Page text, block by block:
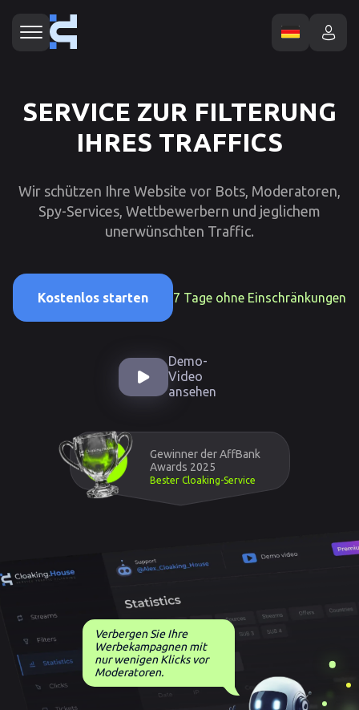
SERVICE ZUR FILTERUNG
IHRES TRAFFICS
Wir schützen Ihre Website vor Bots, Moderatoren,
Spy-Services, Wettbewerbern und jeglichem
unerwünschten Traffic.
Kostenlos starten 7 Tage ohne Einschränkungen
Demo-
Video
ansehen
Gewinner der AffBank
Awards 2025
Bester Cloaking-Service
Verbergen Sie Ihre
Werbekampagnen mit
nur wenigen Klicks vor
Moderatoren.